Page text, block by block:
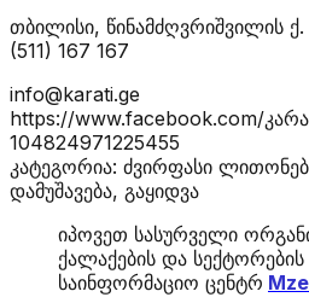
თბილისი, წინამძღვრიშვილის ქ.
(511) 167 167
info@karati.ge
https://www.facebook.com/
104824971225455
კატეგორია: ძვირფასი
დამუშავება, გაყიდვა
იპოვეთ სასურველი
ქალაქების და
საინფორმაციო ცენტრ